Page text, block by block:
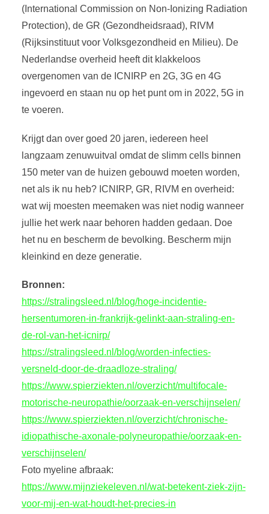
(International Commission on Non-Ionizing Radiation
Protection), de GR (Gezondheidsraad), RIVM
(Rijksinstituut voor Volksgezondheid en Milieu). De
Nederlandse overheid heeft dit klakkeloos
overgenomen van de ICNIRP en 2G, 3G en 4G
ingevoerd en staan nu op het punt om in 2022, 5G in
te voeren.
Krijgt dan over goed 20 jaren, iedereen heel
langzaam zenuwuitval omdat de slimm cells binnen
150 meter van de huizen gebouwd moeten worden,
net als ik nu heb? ICNIRP, GR, RIVM en overheid:
wat wij moesten meemaken was niet nodig wanneer
jullie het werk naar behoren hadden gedaan. Doe
het nu en bescherm de bevolking. Bescherm mijn
kleinkind en deze generatie.
Bronnen:
https://stralingsleed.nl/blog/hoge-incidentie-
hersentumoren-in-frankrijk-gelinkt-aan-straling-en-
de-rol-van-het-icnirp/
https://stralingsleed.nl/blog/worden-infecties-
versneld-door-de-draadloze-straling/
https://www.spierziekten.nl/overzicht/multifocale-
motorische-neuropathie/oorzaak-en-verschijnselen/
https://www.spierziekten.nl/overzicht/chronische-
idiopathische-axonale-polyneuropathie/oorzaak-en-
verschijnselen/
Foto myeline afbraak:
https://www.mijnziekeleven.nl/wat-betekent-ziek-zijn-
voor-mij-en-wat-houdt-het-precies-in